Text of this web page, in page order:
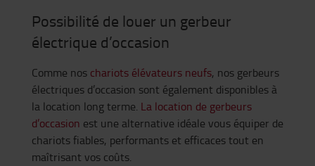
Possibilité de louer un gerbeur
électrique d’occasion
Comme nos chariots élévateurs neufs, nos gerbeurs
électriques d’occasion sont également disponibles à
la location long terme. La location de gerbeurs
d’occasion est une alternative idéale vous équiper de
chariots fiables, performants et efficaces tout en
maîtrisant vos coûts.